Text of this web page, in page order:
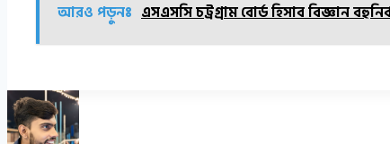
আরও পড়ুনঃ এসএসসি চট্রগ্রাম বোর্ড হিসাব বিজ্ঞান